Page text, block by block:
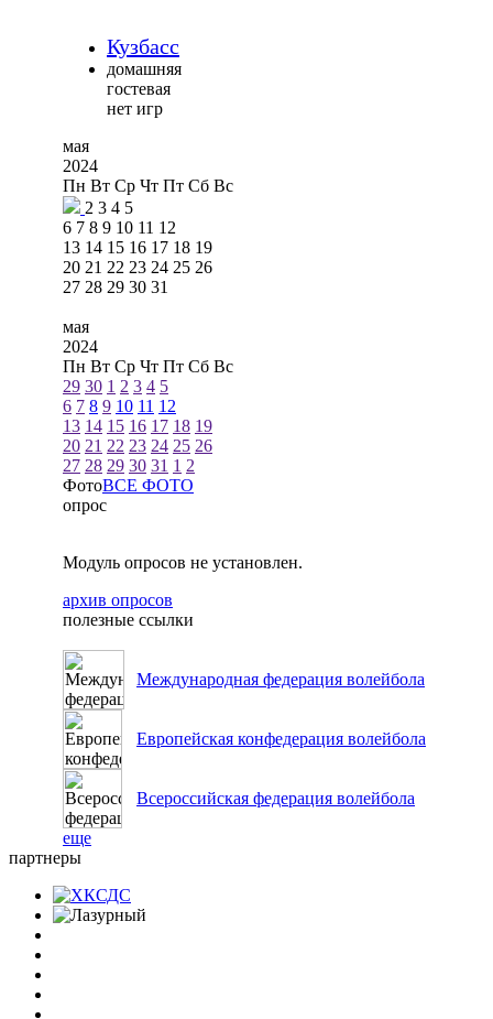
Кузбасс
домашняя
гостевая
нет игр
мая
2024
Пн Вт Ср Чт Пт Сб Вс
2 3 4 5
6 7 8 9 10 11 12
13 14 15 16 17 18 19
20 21 22 23 24 25 26
27 28 29 30 31
мая
2024
Пн Вт Ср Чт Пт Сб Вс
29 30 1 2 3 4 5
6 7 8 9 10 11 12
13 14 15 16 17 18 19
20 21 22 23 24 25 26
27 28 29 30 31 1 2
ФотоВСЕ ФОТО
опрос
Модуль опросов не установлен.
архив опросов
полезные ссылки
Международная федерация волейбола
Европейская конфедерация волейбола
Всероссийская федерация волейбола
еще
партнеры